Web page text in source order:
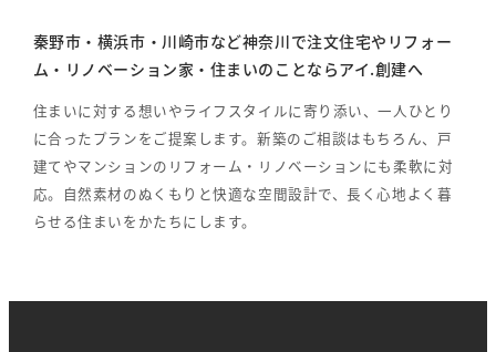
秦野市・横浜市・川崎市など神奈川で注文住宅やリフォー
ム・リノベーション家・住まいのことならアイ.創建へ
住まいに対する想いやライフスタイルに寄り添い、一人ひとり
に合ったプランをご提案します。新築のご相談はもちろん、戸
建てやマンションのリフォーム・リノベーションにも柔軟に対
応。自然素材のぬくもりと快適な空間設計で、長く心地よく暮
らせる住まいをかたちにします。